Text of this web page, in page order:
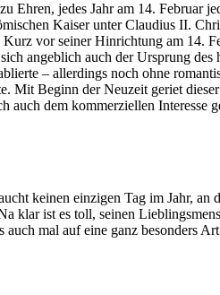
jedes Jahr am 14. Februar
Kaiser unter Claudius II.
Kurz vor seiner Hinrichtung am 14.
angeblich auch der Ursprung des
– allerdings noch ohne
Mit Beginn der Neuzeit geriet
auch dem kommerziellen Interesse
keinen einzigen Tag im Jahr, an
klar ist es toll, seinen
mal auf eine ganz besonders